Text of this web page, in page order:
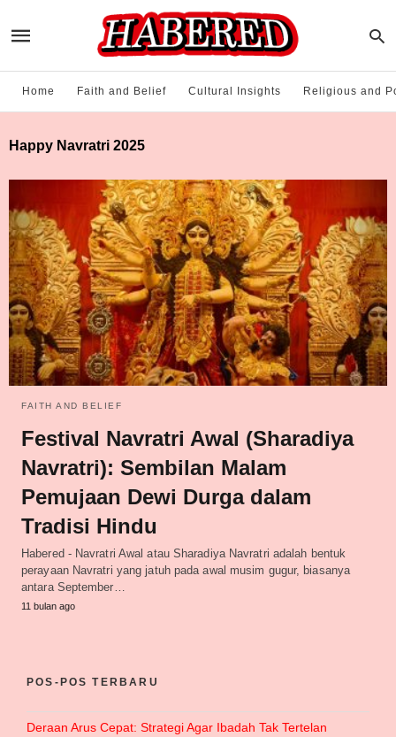
Home Faith and Belief Cultural Insights Religious and
Happy Navratri 2025
FAITH AND BELIEF
Festival Navratri Awal (Sharadiya
Navratri): Sembilan Malam
Pemujaan Dewi Durga dalam
Tradisi Hindu
Habered - Navratri Awal atau Sharadiya Navratri adalah bentuk
perayaan Navratri yang jatuh pada awal musim gugur, biasanya
antara September…
11 bulan ago
POS-POS TERBARU
Deraan Arus Cepat: Strategi Agar Ibadah Tak Tertelan